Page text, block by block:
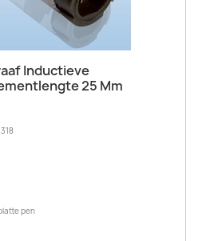
Inductieve
25 Mm
pen